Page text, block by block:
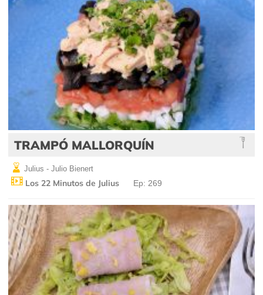
TRAMPÓ MALLORQUÍN
Julius - Julio Bienert
Los 22 Minutos de Julius Ep: 269